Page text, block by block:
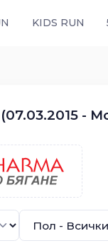
KIDS RUN
-